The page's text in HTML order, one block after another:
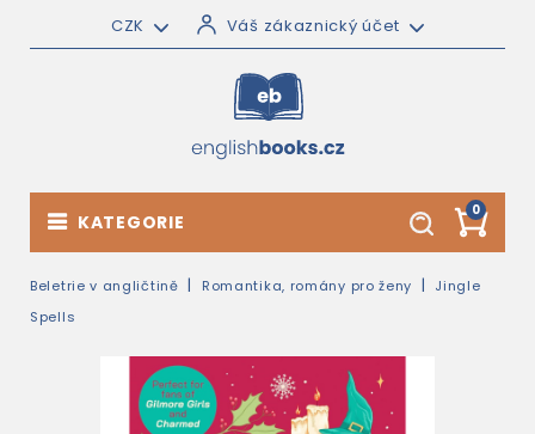
CZK Váš zákaznický účet
0
KATEGORIE
Beletrie v angličtině Romantika, romány pro ženy
Jingle
Spells